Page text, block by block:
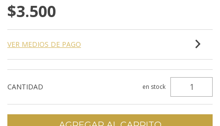
$3.500
VER MEDIOS DE PAGO
CANTIDAD en stock